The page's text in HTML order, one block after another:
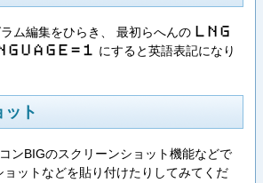
ム編集をひらき、 最初らへんの L​N​G​
にすると英語表記になり
ット
ンBIGのスクリーンショット機能などで
ットなどを貼り付けたりしてみてくだ